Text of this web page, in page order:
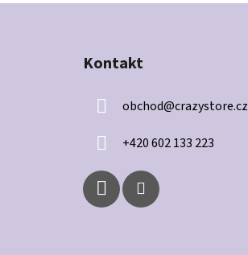
Kontakt
obchod@crazystore.cz
+420 602 133 223